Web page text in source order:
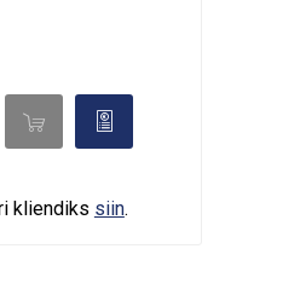
d 
kliendiks siin.